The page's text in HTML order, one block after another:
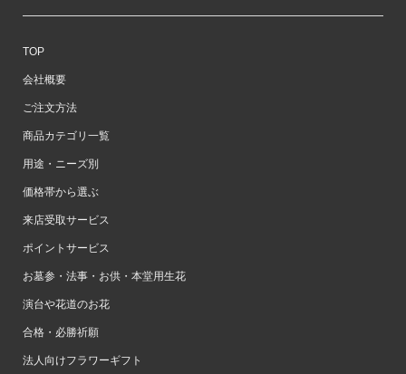
TOP
会社概要
ご注文方法
商品カテゴリ一覧
用途・ニーズ別
価格帯から選ぶ
来店受取サービス
ポイントサービス
お墓参・法事・お供・本堂用生花
演台や花道のお花
合格・必勝祈願
法人向けフラワーギフト